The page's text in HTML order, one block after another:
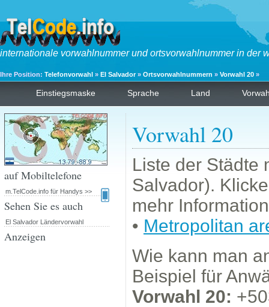
internationale vorwahlnummer und ortsvorwahlnummer in der
Ihre Position: Telefonvorwahl » El Salvador» Ortsvorwahlnummern » Vorwahl 20 »
Einstiegsmaske Sprache Land
Vorwahl 20
Liste der Städte
Salvador).
mehr
• Metropolitan
Wie kann man
Beispiel für
Vorwahl 20:
auf Mobiltelefone
m.TelCode.info für Handys >>
Sehen Sie es auch
El Salvador Ländervorwahl
Anzeigen